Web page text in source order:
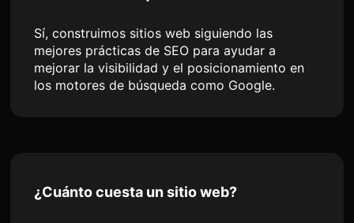
Sí, construimos sitios web siguiendo las
mejores prácticas de SEO para ayudar a
mejorar la visibilidad y el posicionamiento en
los motores de búsqueda como Google.
¿Cuánto cuesta un sitio web?